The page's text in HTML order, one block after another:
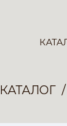
КАТАЛОГ